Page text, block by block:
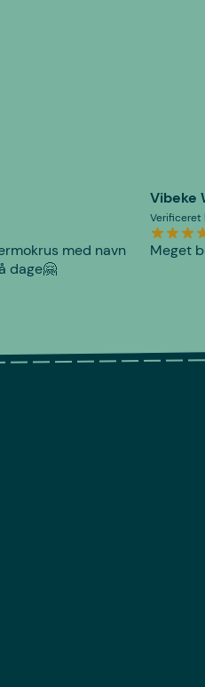
med navn
dage🤗
Vibeke
Meget